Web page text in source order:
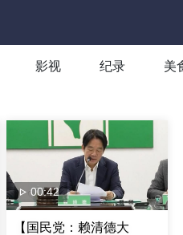
影视 纪录 美
00:42
【国民党：赖清德大